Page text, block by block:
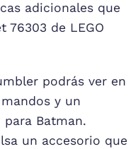
adicionales que
76303 de LEGO
podrás ver en
y un
Batman.
un accesorio que